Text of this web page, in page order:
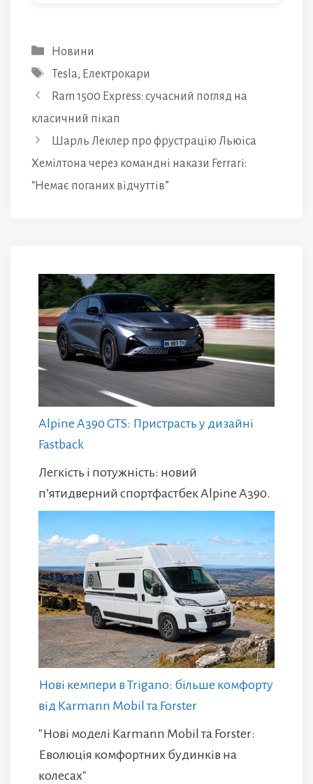
Категорії
Новини
Позначки
Tesla, Електрокари
Ram 1500 Express: сучасний погляд на
класичний пікап
Шарль Леклер про фрустрацію Льюіса
Хемілтона через командні накази Ferrari:
“Немає поганих відчуттів”
Alpine A390 GTS: Пристрасть у дизайні
Fastback
Легкість і потужність: новий
п’ятидверний спортфастбек Alpine A390.
Нові кемпери в Trigano: більше комфорту
від Karmann Mobil та Forster
"Нові моделі Karmann Mobil та Forster:
Еволюція комфортних будинків на
колесах"